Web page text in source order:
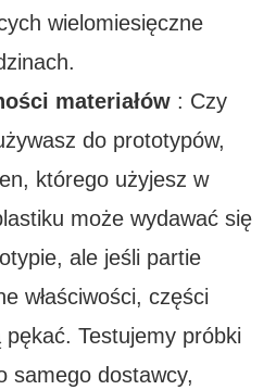
wielomiesięczne
materiałów: Czy
do prototypów,
którego użyjesz w
może wydawać się
ale jeśli partie
właściwości, części
Testujemy próbki
samego dostawcy,